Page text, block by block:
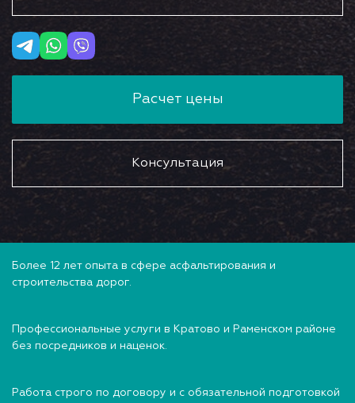
Расчет цены
Консультация
Более 12 лет опыта в сфере асфальтирования и
строительства дорог.
Профессиональные услуги в Кратово и Раменском районе
без посредников и наценок.
Работа строго по договору и с обязательной подготовкой